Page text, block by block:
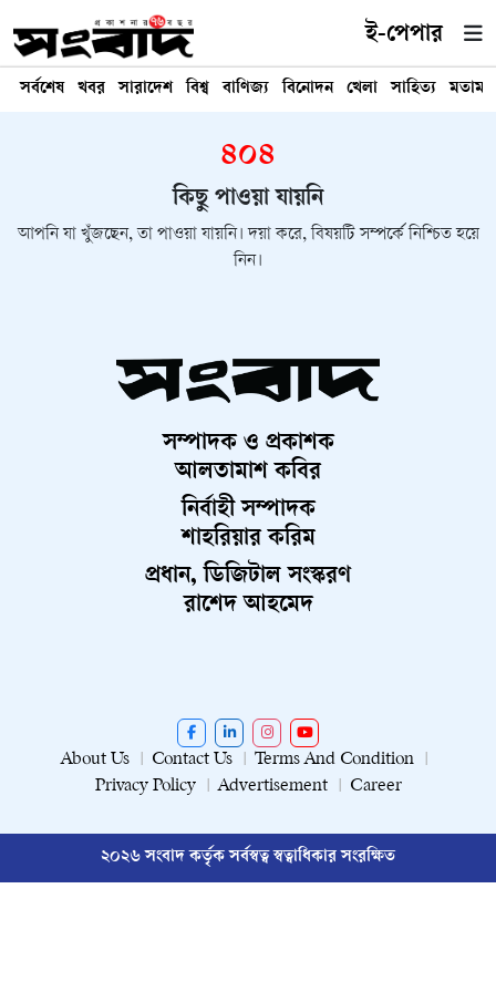
ই-পেপার
সর্বশেষ খবর সারাদেশ বিশ্ব বাণিজ্য বিনোদন খেলা সাহিত্য মতামত
৪০৪
কিছু পাওয়া যায়নি
আপনি যা খুঁজছেন, তা পাওয়া যায়নি। দয়া করে, বিষয়টি সম্পর্কে নিশ্চিত হয়ে
নিন।
সম্পাদক ও প্রকাশক
আলতামাশ কবির
নির্বাহী সম্পাদক
শাহরিয়ার করিম
প্রধান, ডিজিটাল সংস্করণ
রাশেদ আহমেদ
About Us Contact Us
Terms And Condition
Privacy Policy
Advertisement Career
২০২৬ সংবাদ কর্তৃক সর্বস্বত্ব স্বত্বাধিকার সংরক্ষিত